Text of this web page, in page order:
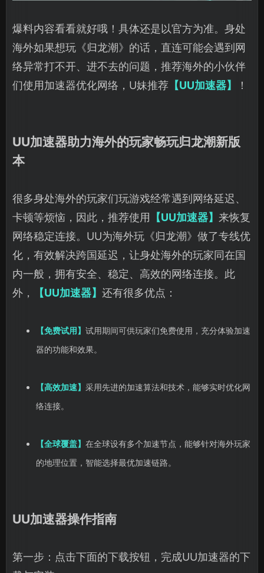
爆料内容看看就好哦！具体还是以官方为准。身处
海外如果想玩《归龙潮》的话，直连可能会遇到网
络异常打不开、进不去的问题，推荐海外的小伙伴
们使用加速器优化网络，U妹推荐 【UU加速器】 ！
UU加速器助力海外的玩家畅玩归龙潮新版
本
很多身处海外的玩家们玩游戏经常遇到网络延迟、
卡顿等烦恼，因此，推荐使用
【UU加速器】 来恢复
网络稳定连接。UU为海外玩《归龙潮》做了专线优
化，有效解决跨国延迟，让身处海外的玩家同在国
内一般，拥有安全、稳定、高效的网络连接。此
外，
【UU加速器】 还有很多优点：
【免费试用】 试用期间可供玩家们免费使用，充分体验加速
器的功能和效果。
【高效加速】 采用先进的加速算法和技术，能够实时优化网
络连接。
【全球覆盖】 在全球设有多个加速节点，能够针对海外玩家
的地理位置，智能选择最优加速链路。
UU加速器操作指南
第一步：点击下面的下载按钮，完成UU加速器的下